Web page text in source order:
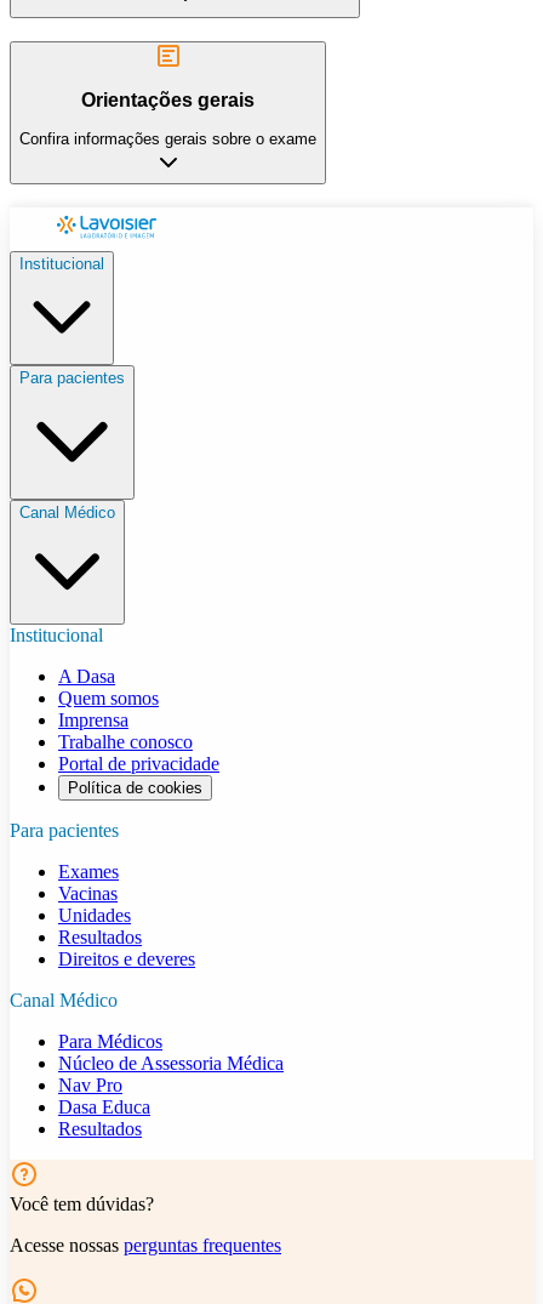
Orientações gerais
Confira informações gerais sobre o exame
Institucional
Para pacientes
Canal Médico
Institucional
A Dasa
Quem somos
Imprensa
Trabalhe conosco
Portal de privacidade
Política de cookies
Para pacientes
Exames
Vacinas
Unidades
Resultados
Direitos e deveres
Canal Médico
Para Médicos
Núcleo de Assessoria Médica
Nav Pro
Dasa Educa
Resultados
Você tem dúvidas?
Acesse nossas perguntas frequentes